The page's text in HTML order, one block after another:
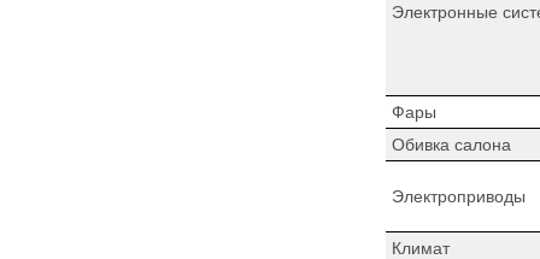
Электронные
Фары
Обивка салона
Электроприводы
Климат